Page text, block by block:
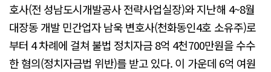
호사(전 성남도시개발공사 전략사업실장)와 지난해 4~8월
대장동 개발 민간업자 남욱 변호사(천화동인4호 소유주)로
부터 4 차례에 걸쳐 불법 정치자금 8억 4천700만원을 수수
한 혐의(정치자금법 위반)를 받고 있다. 이 가운데 6억 여원